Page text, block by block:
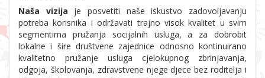
Naša vizija je posvetiti naše iskustvo zadovoljavanju
potreba korisnika i održavati trajno visok kvalitet u svim
segmentima pružanja socijalnih usluga, a za dobrobit
lokalne i šire društvene zajednice odnosno kontinuirano
kvalitetno pružanje usluga cjelokupnog zbrinjavanja,
odgoja, školovanja, zdravstvene njege djece bez roditelja i